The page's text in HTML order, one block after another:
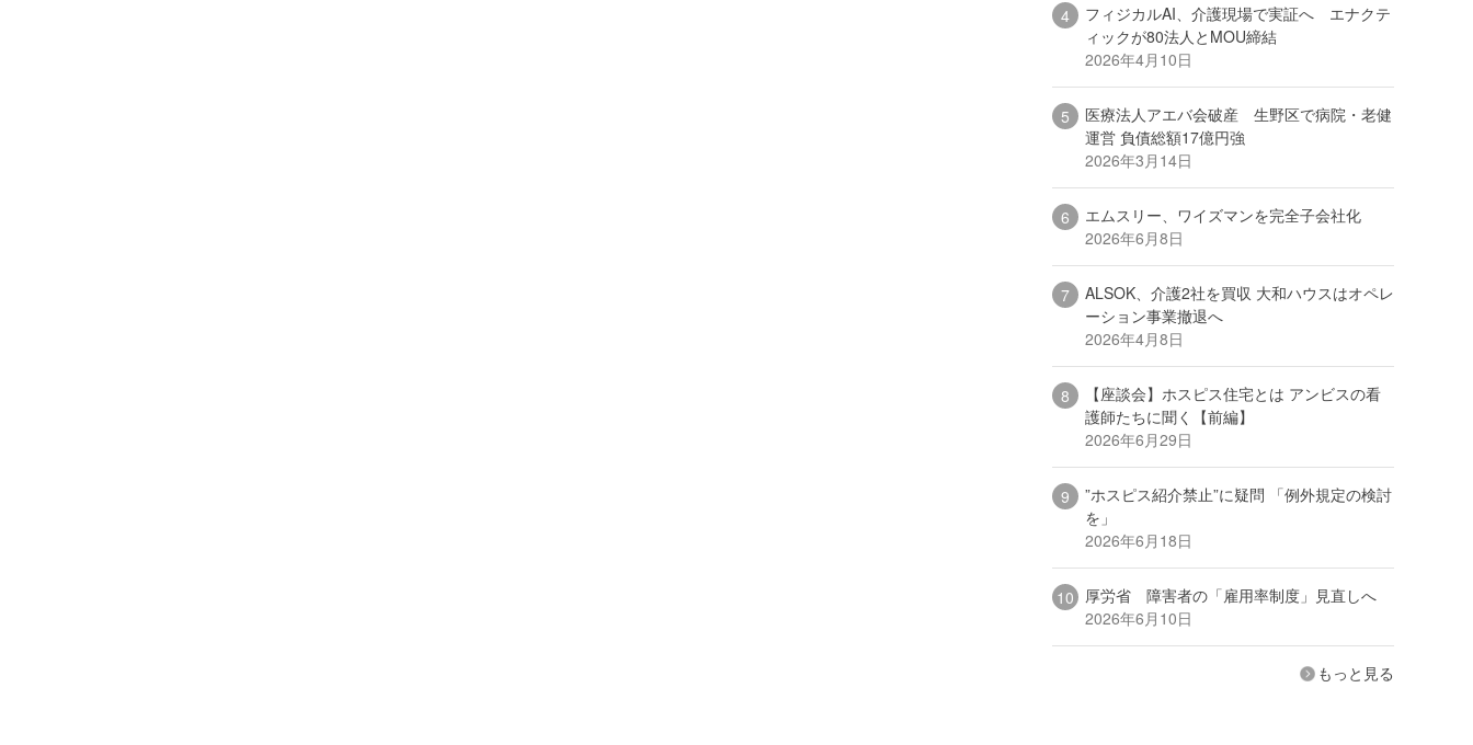
フィジカルAI、介護現場で実証へ エナクテ
ィックが80法人とMOU締結
2026年4月10日
医療法人アエバ会破産 生野区で病院・老健
運営 負債総額17億円強
2026年3月14日
エムスリー、ワイズマンを完全子会社化
2026年6月8日
ALSOK、介護2社を買収 大和ハウスはオペレ
ーション事業撤退へ
2026年4月8日
【座談会】ホスピス住宅とは アンビスの看
護師たちに聞く【前編】
2026年6月29日
”ホスピス紹介禁止”に疑問 「例外規定の検討
を」
2026年6月18日
厚労省 障害者の「雇用率制度」見直しへ
2026年6月10日
もっと見る